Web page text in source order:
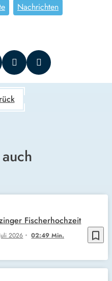
Nachrichten
bookmark_border
2026 02:49 Min.
Fischerhochzeit